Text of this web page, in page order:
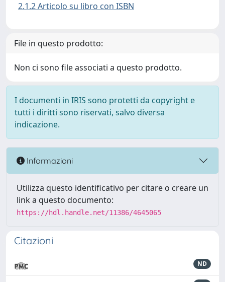
2.1.2 Articolo su libro con ISBN
File in questo prodotto:
Non ci sono file associati a questo prodotto.
I documenti in IRIS sono protetti da copyright e
tutti i diritti sono riservati, salvo diversa
indicazione.
Informazioni
Utilizza questo identificativo per citare o creare un
link a questo documento:
https://hdl.handle.net/11386/4645065
Citazioni
ND